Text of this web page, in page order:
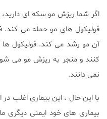
اگر شما ریزش مو سکه ای
فولیکول های مو حمله می کند.
آن مو رشد می کند. فولیکول
کنند و منجر به ریزش مو می
نمی دانند.
با این حال ، این بیماری اغلب
بیماری های خود ایمنی دیگری